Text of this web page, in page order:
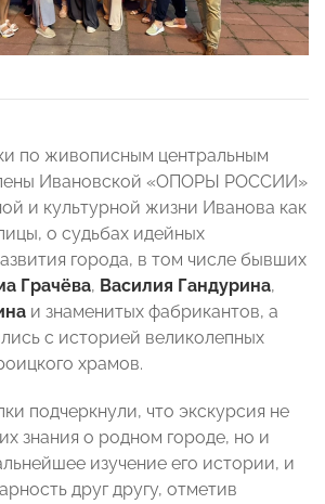
по живописным центральным
Ивановской «ОПОРЫ РОССИИ»
и культурной жизни Иванова как
о судьбах идейных
города, в том числе бывших
Грачёва, Василия Гандурина,
и знаменитых фабрикантов, а
с историей великолепных
храмов.
подчеркнули, что экскурсия не
знания о родном городе, но и
изучение его истории, и
друг другу, отметив